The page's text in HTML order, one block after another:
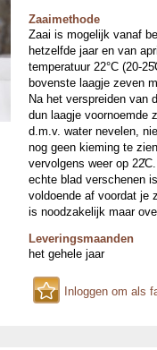
Zaaimethode
Zaai is mogelijk vanaf
hetzelfde jaar en van
temperatuur 22°C (20-
bovenste laagje zeven
Na het verspreiden van
dun laagje voornoemde
d.m.v. water nevelen,
nog geen kieming te
vervolgens weer op
echte blad verschenen
voldoende af voordat je
is noodzakelijk maar
Leveringsmaanden
het gehele jaar
Inloggen om als